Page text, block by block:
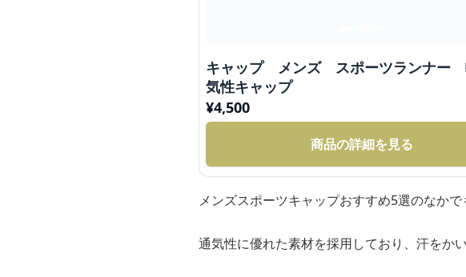
キャップ メンズ スポーツランナー
気性キャップ
¥4,500
商品の詳細を見る
メンズスポーツキャップおすすめ5選のなか
通気性に優れた素材を採用しており、汗をか